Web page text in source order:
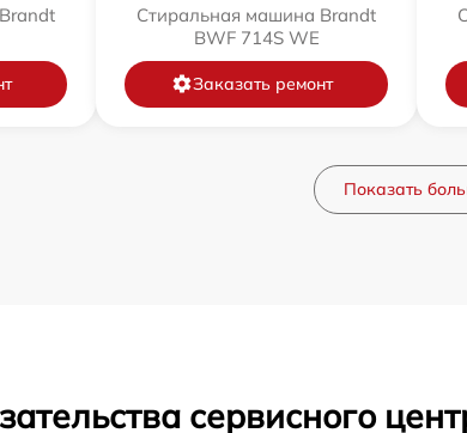
Стиральная машина Brandt
BWF 714S WE
Заказать ремонт
Показать
сервисного